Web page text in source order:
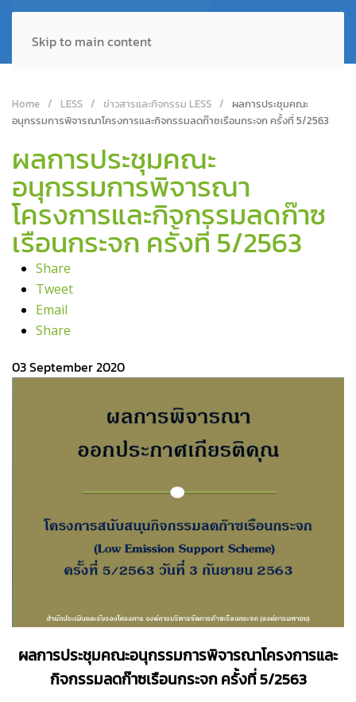
Skip to main content
Home LESS ข่าวสารและกิจกรรม LESS
ผลการประชุมคณะ
อนุกรรมการพิจารณาโครงการและกิจกรรมลดก๊าซเรือนกระจก ครั้งที่ 5/2563
ผลการประชุมคณะ
อนุกรรมการพิจารณา
โครงการและกิจกรรมลดก๊าซ
เรือนกระจก ครั้งที่ 5/2563
Share
Tweet
Email
Share
03 September 2020
ผลการประชุมคณะอนุกรรมการพิจารณาโครงการและ
กิจกรรมลดก๊าซเรือนกระจก ครั้งที่ 5/2563